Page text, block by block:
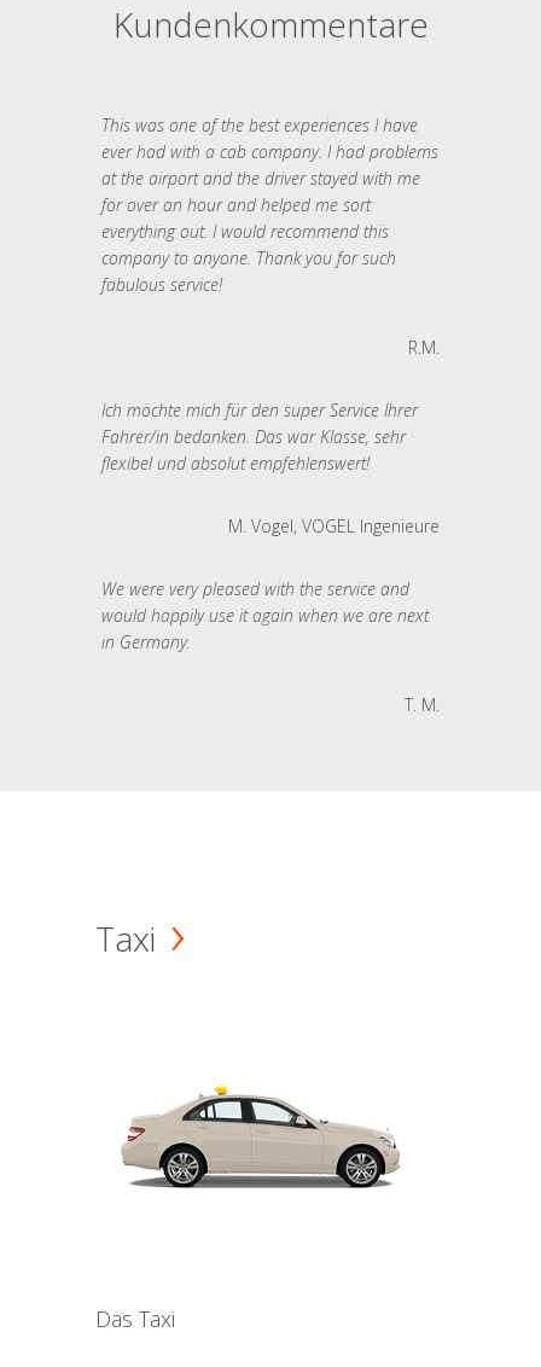
Kundenkommentare
This was one of the best experiences I have
ever had with a cab company. I had problems
at the airport and the driver stayed with me
for over an hour and helped me sort
everything out. I would recommend this
company to anyone. Thank you for such
fabulous service!
R.M.
Ich möchte mich für den super Service Ihrer
Fahrer/in bedanken. Das war Klasse, sehr
flexibel und absolut empfehlenswert!
M. Vogel, VOGEL Ingenieure
We were very pleased with the service and
would happily use it again when we are next
in Germany.
T. M.
Taxi
Das Taxi